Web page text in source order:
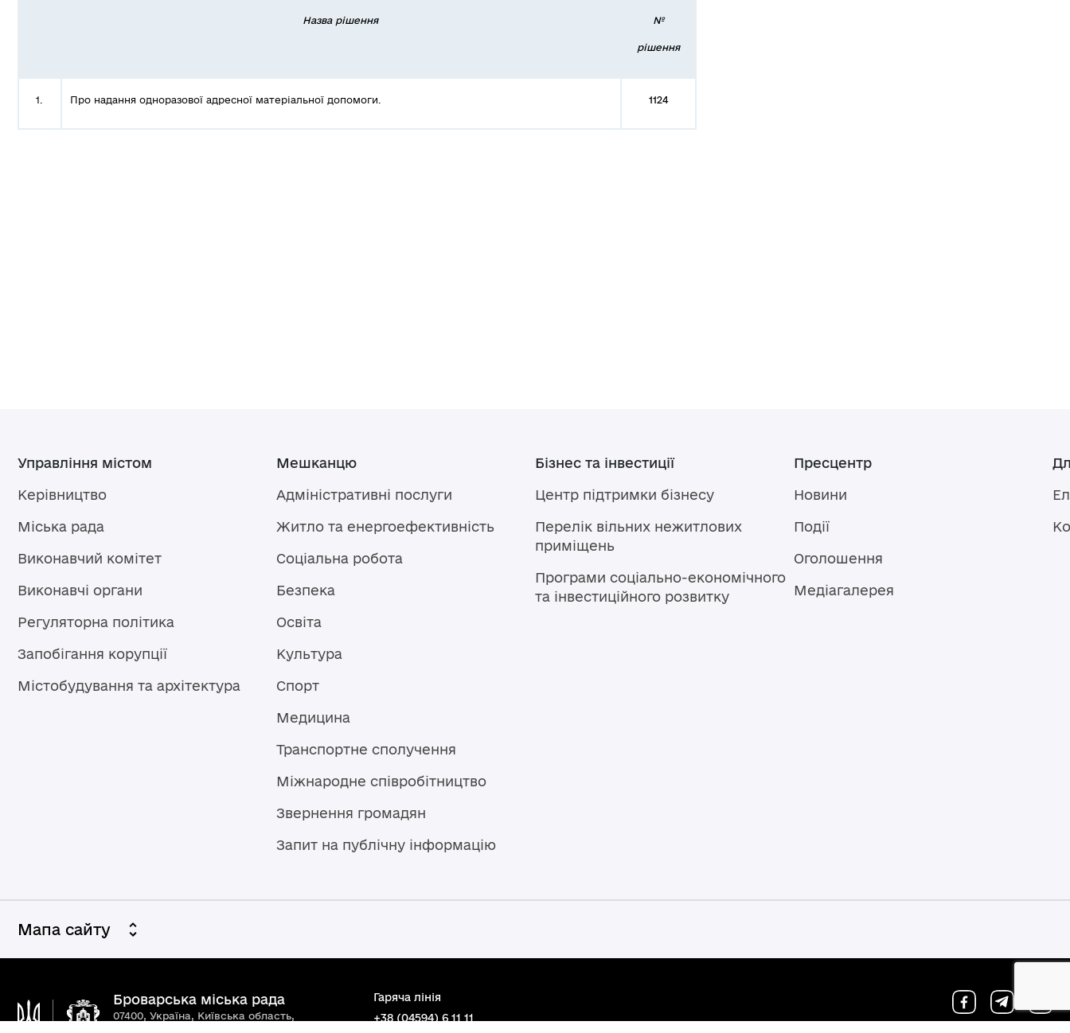
Назва рішення №
рішення
1. Про надання одноразової адресної матеріальної допомоги. 1124
Управління містом
Керівництво
Міська рада
Виконавчий комітет
Виконавчі органи
Регуляторна політика
Запобігання корупції
Містобудування та архітектура
Мешканцю
Адміністративні послуги
Житло та енергоефективність
Соціальна робота
Безпека
Освіта
Культура
Спорт
Медицина
Транспортне сполучення
Міжнародне співробітництво
Звернення громадян
Запит на публічну інформацію
Бізнес та інвестиції
Центр підтримки бізнесу
Перелік вільних нежитлових
приміщень
Програми соціально-економічного
та інвестиційного розвитку
Пресцентр
Новини
Події
Оголошення
Медіагалерея
Мапа сайту
Броварська міська рада
07400, Україна, Київська область,
Гаряча лінія
+38 (04594) 6 11 11